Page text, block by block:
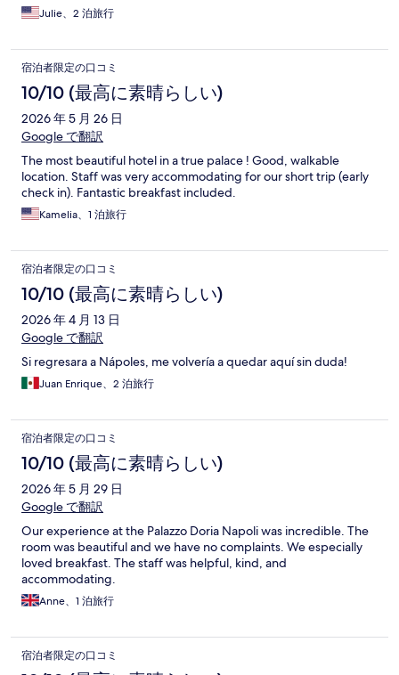
Julie、2 泊旅行
宿泊者限定の口コミ
10/10 (最高に素晴らしい)
2026 年 5 月 26 日
Google で翻訳
The most beautiful hotel in a true palace ! Good, walkable
location. Staff was very accommodating for our short trip (early
check in). Fantastic breakfast included.
Kamelia、1 泊旅行
宿泊者限定の口コミ
10/10 (最高に素晴らしい)
2026 年 4 月 13 日
Google で翻訳
Si regresara a Nápoles, me volvería a quedar aquí sin duda!
Juan Enrique、2 泊旅行
宿泊者限定の口コミ
10/10 (最高に素晴らしい)
2026 年 5 月 29 日
Google で翻訳
Our experience at the Palazzo Doria Napoli was incredible. The
room was beautiful and we have no complaints. We especially
loved breakfast. The staff was helpful, kind, and
accommodating.
Anne、1 泊旅行
宿泊者限定の口コミ